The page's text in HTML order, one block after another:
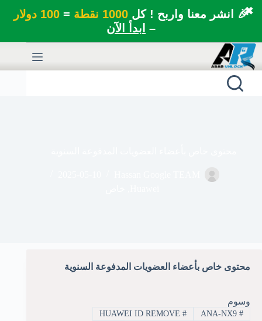
🎉 انشر معنا واربح ! كل1000 نقطة =100 دولار
– ابدأ الآن
✖
التجاوز
إلى
المحتوى
محتوى خاص بأعضاء العضويات المدفوعة السنوية
وسوم
#
ANA-NX9
#
HUAWEI ID REMOVE